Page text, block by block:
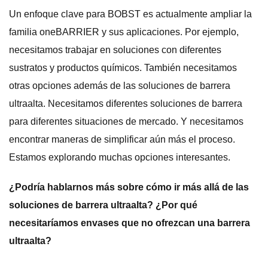
Un enfoque clave para BOBST es actualmente ampliar la
familia oneBARRIER y sus aplicaciones. Por ejemplo,
necesitamos trabajar en soluciones con diferentes
sustratos y productos químicos. También necesitamos
otras opciones además de las soluciones de barrera
ultraalta. Necesitamos diferentes soluciones de barrera
para diferentes situaciones de mercado. Y necesitamos
encontrar maneras de simplificar aún más el proceso.
Estamos explorando muchas opciones interesantes.
¿Podría hablarnos más sobre cómo ir más allá de las
soluciones de barrera ultraalta? ¿Por qué
necesitaríamos envases que no ofrezcan una barrera
ultraalta?